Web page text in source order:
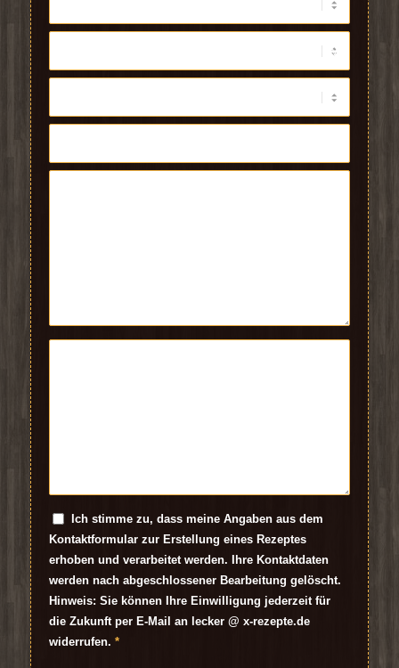
Ich stimme zu, dass meine Angaben aus dem
Kontaktformular zur Erstellung eines Rezeptes
erhoben und verarbeitet werden. Ihre Kontaktdaten
werden nach abgeschlossener Bearbeitung gelöscht.
Hinweis: Sie können Ihre Einwilligung jederzeit für
die Zukunft per E-Mail an lecker @ x-rezepte.de
widerrufen. *